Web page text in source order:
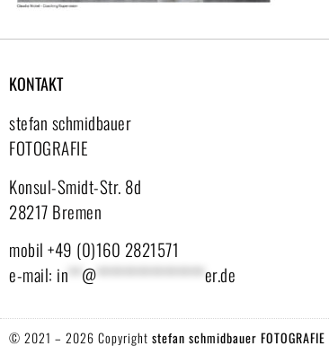
KONTAKT
stefan schmidbauer
FOTOGRAFIE
Konsul-Smidt-Str. 8d
28217 Bremen
mobil +49 (0)160 2821571
e-mail: in**@****************er.de
© 2021 – 2026 Copyright stefan schmidbauer FOTOGRAFIE